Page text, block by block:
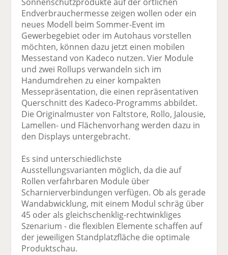
Endverbrauchermesse zeigen wollen oder ein
neues Modell beim Sommer-Event im
Gewerbegebiet oder im Autohaus vorstellen
möchten, können dazu jetzt einen mobilen
Messestand von Kadeco nutzen. Vier Module
und zwei Rollups verwandeln sich im
Handumdrehen zu einer kompakten
Messepräsentation, die einen repräsentativen
Querschnitt des Kadeco-Programms abbildet.
Die Originalmuster von Faltstore, Rollo, Jalousie,
Lamellen- und Flächenvorhang werden dazu in
den Displays untergebracht.
Es sind unterschiedlichste
Ausstellungsvarianten möglich, da die auf
Rollen verfahrbaren Module über
Scharnierverbindungen verfügen. Ob als gerade
Wandabwicklung, mit einem Modul schräg über
45 oder als gleichschenklig-rechtwinkliges
Szenarium - die flexiblen Elemente schaffen auf
der jeweiligen Standplatzfläche die optimale
Produktschau.